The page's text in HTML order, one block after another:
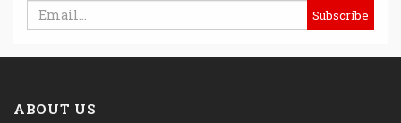
ABOUT US